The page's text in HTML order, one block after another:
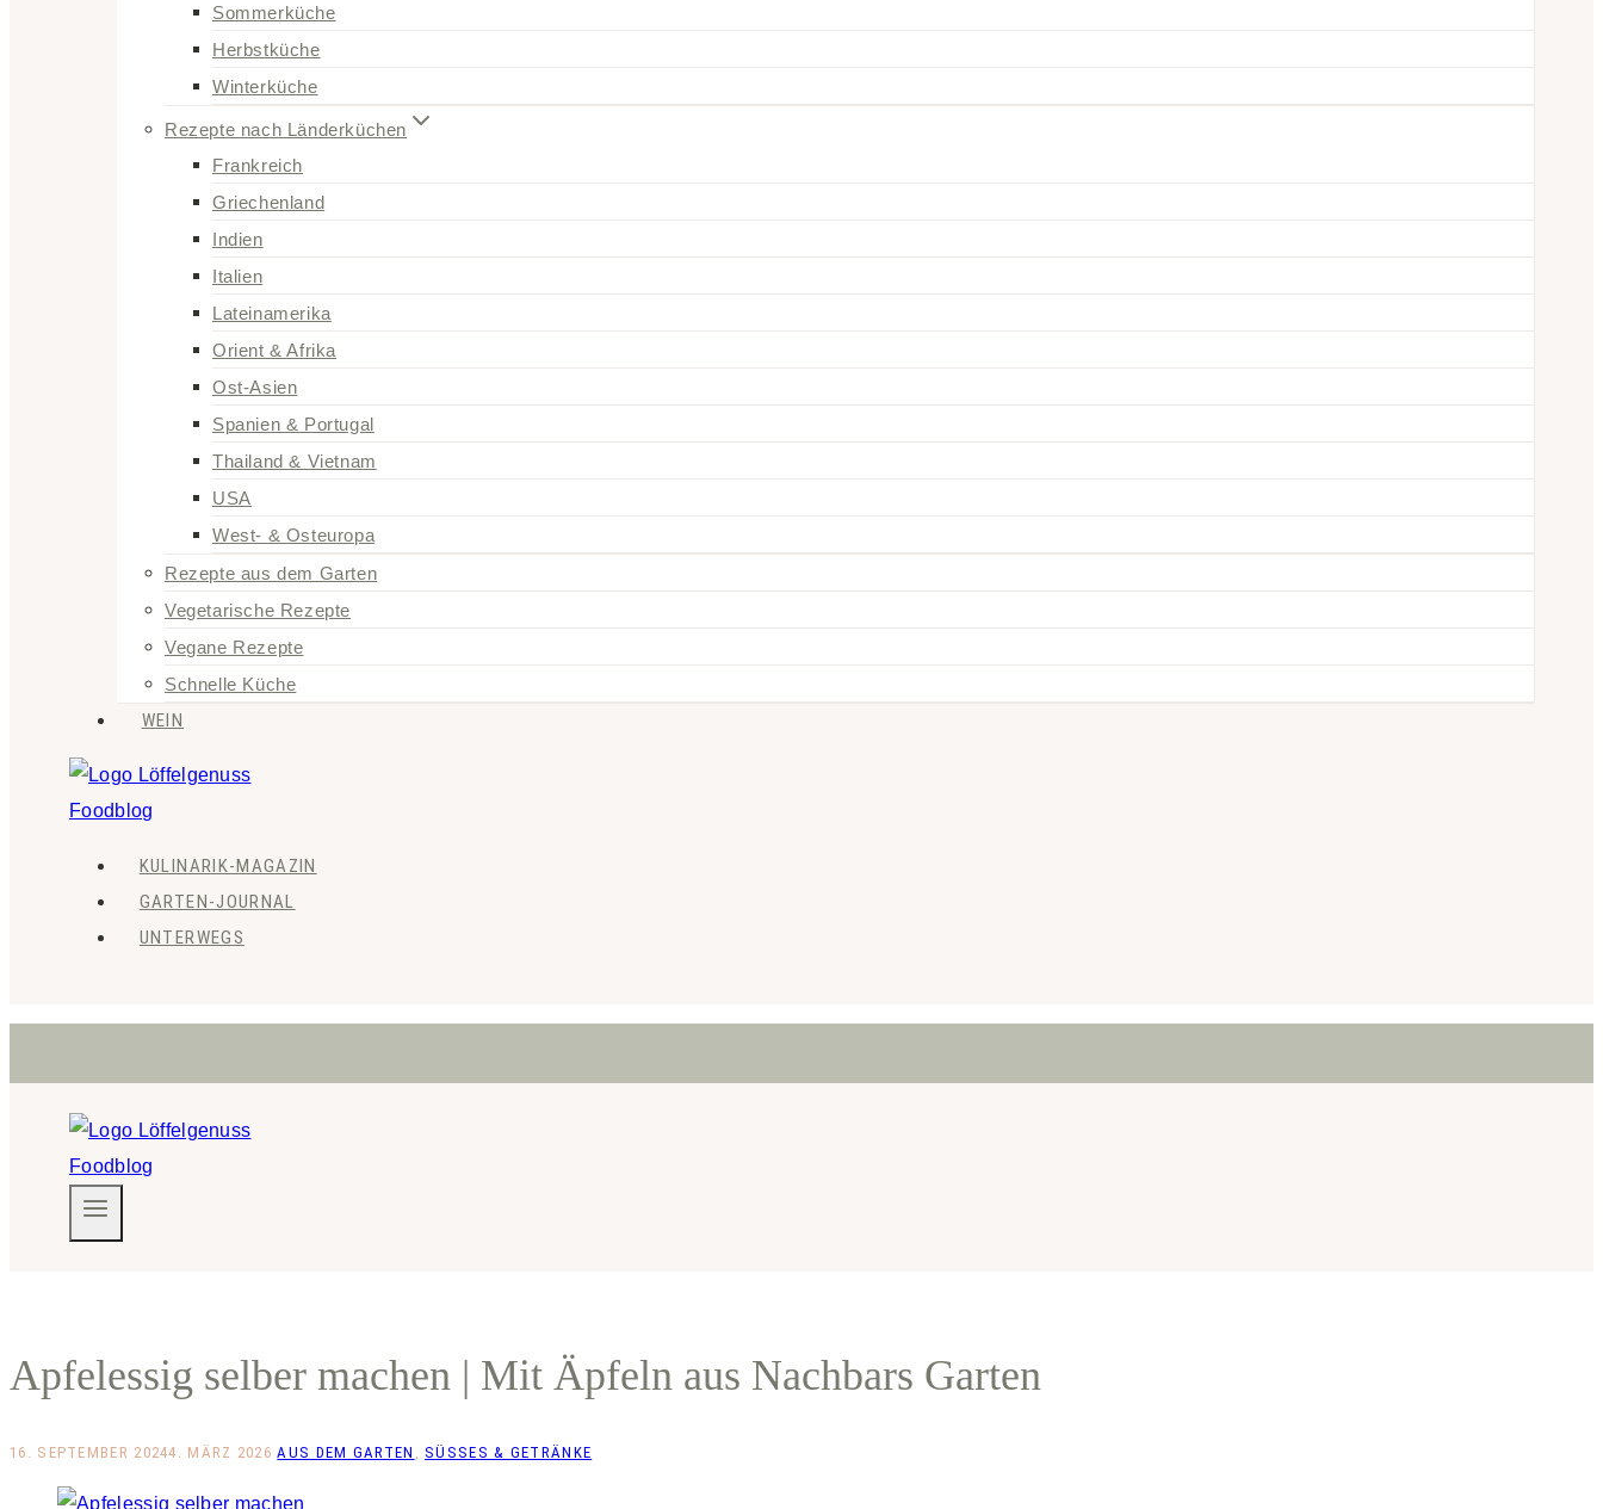
Sommerküche
Herbstküche
Winterküche
Rezepte nach Länderküchen
Frankreich
Griechenland
Indien
Italien
Lateinamerika
Orient & Afrika
Ost-Asien
Spanien & Portugal
Thailand & Vietnam
USA
West- & Osteuropa
Rezepte aus dem Garten
Vegetarische Rezepte
Vegane Rezepte
Schnelle Küche
WEIN
KULINARIK-MAGAZIN
GARTEN-JOURNAL
UNTERWEGS
Apfelessig selber machen | Mit Äpfeln aus Nachbars Garten
16. SEPTEMBER 20244. MÄRZ 2026 AUS DEM GARTEN ,SÜSSES & GETRÄNKE